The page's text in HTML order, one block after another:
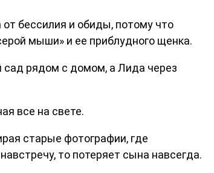
бессилия и обиды, потому что
мыши» и ее приблудного щенка.
сад рядом с домом, а Лида через
все на свете.
старые фотографии, где
то потеряет сына навсегда.